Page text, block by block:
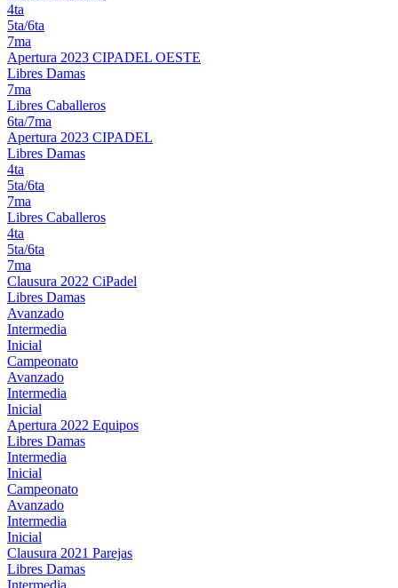
4ta
5ta/6ta
7ma
Apertura 2023 CIPADEL OESTE
Libres Damas
7ma
Libres Caballeros
6ta/7ma
Apertura 2023 CIPADEL
Libres Damas
4ta
5ta/6ta
7ma
Libres Caballeros
4ta
5ta/6ta
7ma
Clausura 2022 CiPadel
Libres Damas
Avanzado
Intermedia
Inicial
Campeonato
Avanzado
Intermedia
Inicial
Apertura 2022 Equipos
Libres Damas
Intermedia
Inicial
Campeonato
Avanzado
Intermedia
Inicial
Clausura 2021 Parejas
Libres Damas